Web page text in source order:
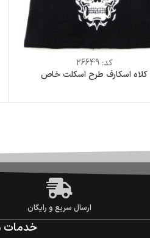
کد:26649
کلاه اسکارف طرح اسکلت خاص
ارسال سریع و رایگان
خدمات